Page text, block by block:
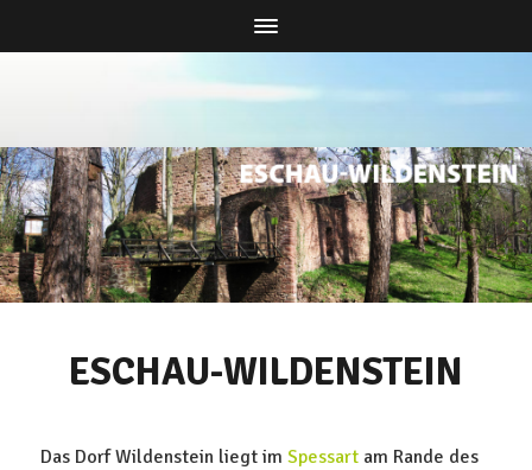
ESCHAU-WILDENSTEIN
Das Dorf Wildenstein liegt im Spessartam Rande des